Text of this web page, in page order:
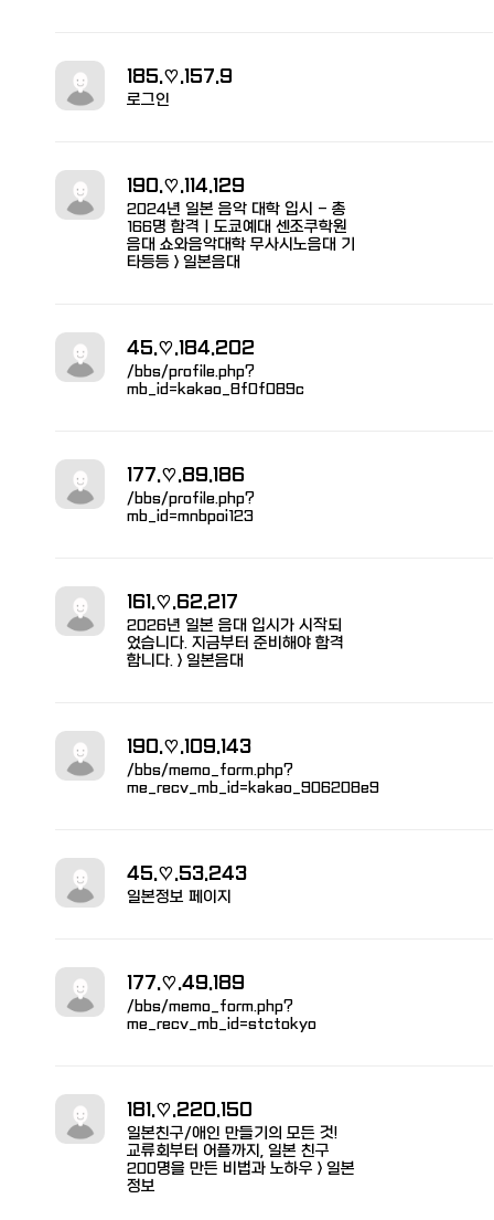
185.♡.157.9
로그인
190.♡.114.129
2024년 일본 음악 대학 입시 - 총
166명 합격ㅣ도쿄예대 센조쿠학원
음대 쇼와음악대학 무사시노음대 기
타등등 > 일본음대
45.♡.184.202
/bbs/profile.php?
mb_id=kakao_8f0f089c
177.♡.89.186
/bbs/profile.php?
mb_id=mnbpoi123
161.♡.62.217
2026년 일본 음대 입시가 시작되
었습니다. 지금부터 준비해야 합격
합니다. > 일본음대
190.♡.109.143
/bbs/memo_form.php?
me_recv_mb_id=kakao_906208e9
45.♡.53.243
일본정보 페이지
177.♡.49.189
/bbs/memo_form.php?
me_recv_mb_id=stctokyo
181.♡.220.150
일본친구/애인 만들기의 모든 것!
교류회부터 어플까지, 일본 친구
200명을 만든 비법과 노하우 > 일본
정보